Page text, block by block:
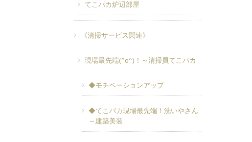
てこパカ炉辺部屋
《清掃サービス関連》
現場最先端(^o^)！～清掃員てこパカ
◆モチベーションアップ
◆てこパカ現場最先端！洗いやさん
～建築美装